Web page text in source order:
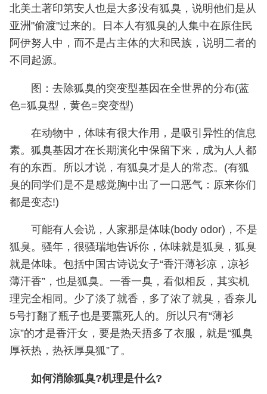
北美土著印第安人也是大多没有狐臭，说明他们是从
亚洲"偷渡"过来的。日本人有狐臭的人集中在原住民
阿伊努人中，而不是占主体的大和民族，说明二者的
不同起源。
图：去除狐臭的突变型基因在全世界的分布(蓝
色=狐臭型，黄色=突变型)
在动物中，体味有很大作用，是吸引异性的信息
素。狐臭基因才在长期演化中保留下来，成为人人都
有的东西。所以才说，有狐臭才是人的常态。(有狐
臭的同学们是不是感觉胸中出了一口恶气：原来你们
都是变态!)
可能有人会说，人家那是体味(body odor)，不是
狐臭。骚年，很骚瑞地告诉你，体味就是狐臭，狐臭
就是体味。包括中国古诗说女子“香汗薄衫凉，凉衫
薄汗香”，也是狐臭。一香一臭，看似相反，其实机
理完全相同。少了淡了就香，多了浓了就臭，香奈儿
5号打翻了瓶子也是要熏死人的。所以只有“薄衫
凉”的才是香汗女，要是热天捂多了衣服，就是“狐臭
厚袄热，热袄厚臭狐”了。
如何消除狐臭?机理是什么?